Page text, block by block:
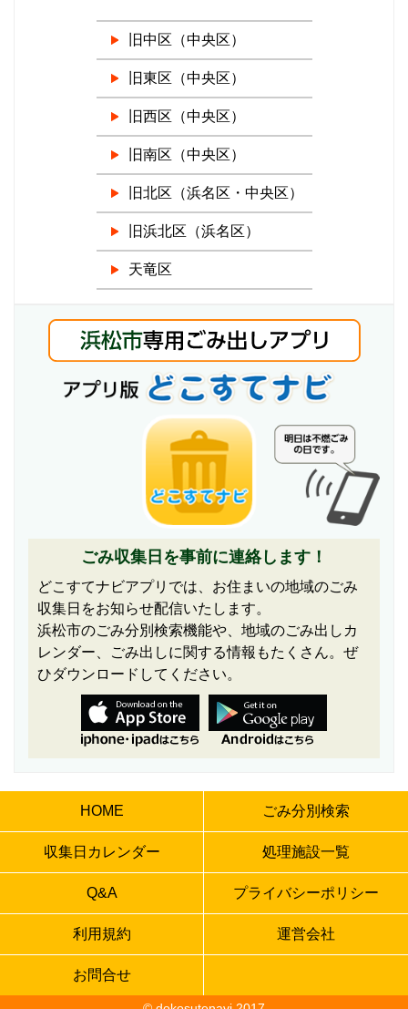
旧中区（中央区）
旧東区（中央区）
旧西区（中央区）
旧南区（中央区）
旧北区（浜名区・中央区）
旧浜北区（浜名区）
天竜区
ごみ収集日を事前に連絡します！
どこすてナビアプリでは、お住まいの地域のごみ
収集日をお知らせ配信いたします。
浜松市のごみ分別検索機能や、地域のごみ出しカ
レンダー、ごみ出しに関する情報もたくさん。ぜ
ひダウンロードしてください。
HOME ごみ分別検索
収集日カレンダー 処理施設一覧
Q&A プライバシーポリシー
利用規約 運営会社
お問合せ